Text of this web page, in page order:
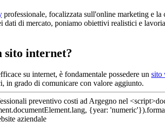
professionale, focalizzata sull'online marketing e
dati di mercato, poniamo obiettivi realistici e
sito internet?
su internet, è fondamentale possedere un sito
in grado di comunicare con valore aggiunto.
aziendale